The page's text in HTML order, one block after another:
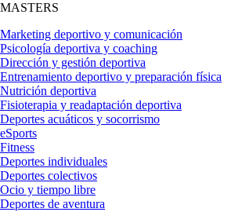
MASTERS
Marketing deportivo y comunicación
Psicología deportiva y coaching
Dirección y gestión deportiva
Entrenamiento deportivo y preparación física
Nutrición deportiva
Fisioterapia y readaptación deportiva
Deportes acuáticos y socorrismo
eSports
Fitness
Deportes individuales
Deportes colectivos
Ocio y tiempo libre
Deportes de aventura